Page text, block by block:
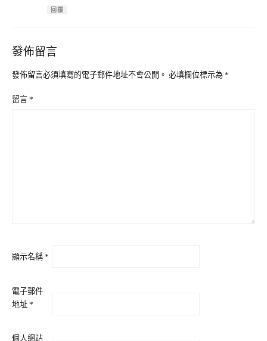
回覆
發佈留言
發佈留言必須填寫的電子郵件地址不會公開。 必填欄位標示為 *
留言 *
顯示名稱 *
電子郵件
地址 *
個人網站